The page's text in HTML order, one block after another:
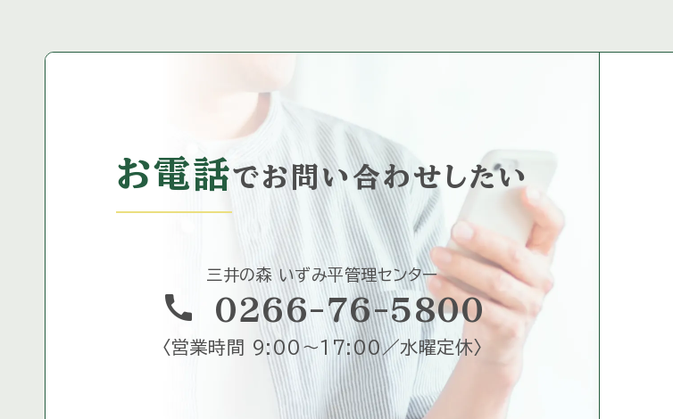
お電話でお問い合わせしたい
三井の森 いずみ平管理センター
call 0266-76-5800
〈営業時間 9:00～17:00／水曜定休〉